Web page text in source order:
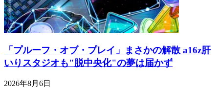
「プルーフ・オブ・プレイ」まさかの解散 a16z肝
いりスタジオも"脱中央化"の夢は届かず
2026年8月6日